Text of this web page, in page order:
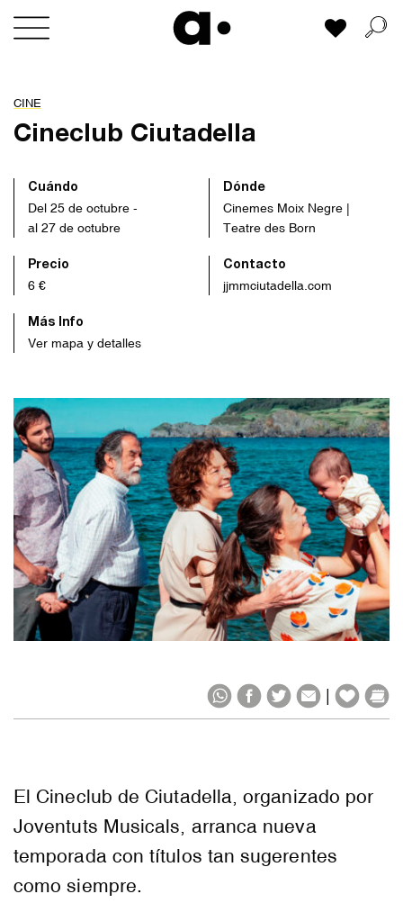
Skip
Mi lista
CINE
Cineclub Ciutadella
Cuándo
Del 25 de octubre -
al 27 de octubre
Dónde
Cinemes Moix Negre |
Teatre des Born
Precio
6 €
Contacto
jjmmciutadella.com
Más Info
Ver mapa y detalles
|
El Cineclub de Ciutadella, organizado por
Joventuts Musicals, arranca nueva
temporada con títulos tan sugerentes
como siempre.